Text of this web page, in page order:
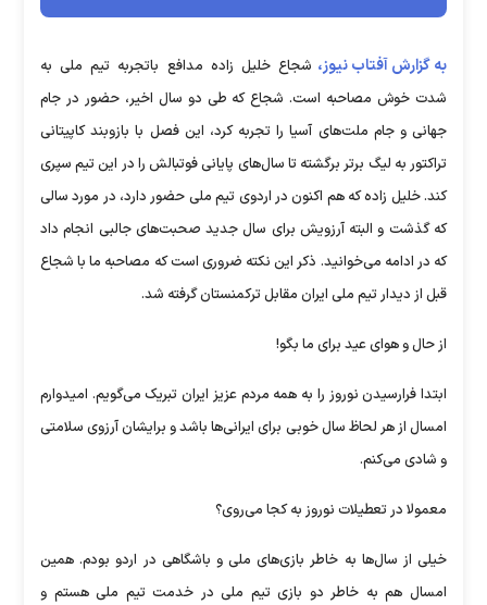
به گزارش آفتاب نیوز، شجاع خلیل زاده مدافع باتجربه تیم ملی به
شدت خوش مصاحبه است. شجاع که طی دو سال اخیر، حضور در جام
جهانی و جام ملت‌های آسیا را تجربه کرد، این فصل با بازوبند کاپیتانی
تراکتور به لیگ برتر برگشته تا سال‌های پایانی فوتبالش را در این تیم سپری
کند. خلیل زاده که هم اکنون در اردوی تیم ملی حضور دارد، در مورد سالی
که گذشت و البته آرزویش برای سال جدید صحبت‌های جالبی انجام داد
که در ادامه می‌خوانید. ذکر این نکته ضروری است که مصاحبه ما با شجاع
قبل از دیدار تیم ملی ایران مقابل ترکمنستان گرفته شد.
از حال و هوای عید برای ما بگو!
ابتدا فرارسیدن نوروز را به همه مردم عزیز ایران تبریک می‌گویم. امیدوارم
امسال از هر لحاظ سال خوبی برای ایرانی‌ها باشد و برایشان آرزوی سلامتی
و شادی می‌کنم.
معمولا در تعطیلات نوروز به کجا می‌روی؟
خیلی از سال‌ها به خاطر بازی‌های ملی و باشگاهی در اردو بودم. همین
امسال هم به خاطر دو بازی تیم ملی در خدمت تیم ملی هستم و